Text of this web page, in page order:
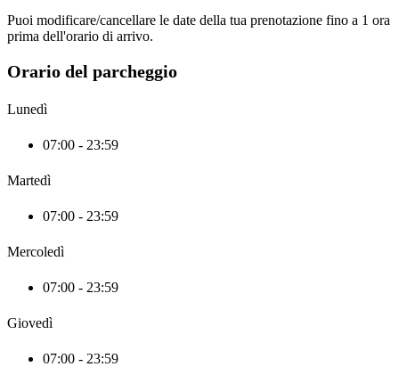
Puoi modificare/cancellare le date della tua prenotazione fino a 1 ora
prima dell'orario di arrivo.
Orario del parcheggio
Lunedì
07:00 - 23:59
Martedì
07:00 - 23:59
Mercoledì
07:00 - 23:59
Giovedì
07:00 - 23:59